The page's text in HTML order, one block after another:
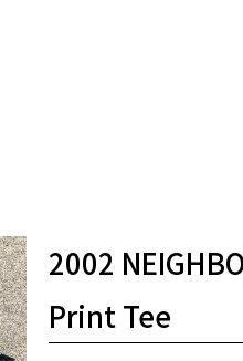
2002
Print Tee